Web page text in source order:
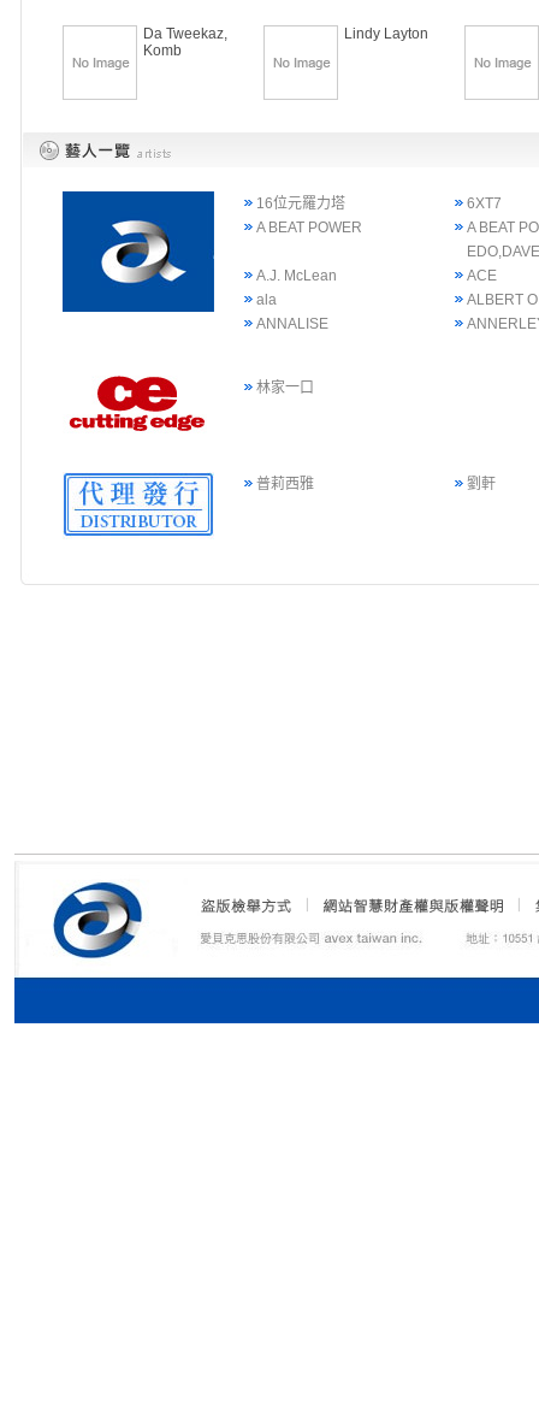
Da Tweekaz,
Komb
Lindy Layton
16位元羅力塔
6XT7
A BEAT POWER
A BEAT
A.J. McLean
ACE
ala
ALBERT
ANNALISE
林家一口
普莉西雅 劉軒